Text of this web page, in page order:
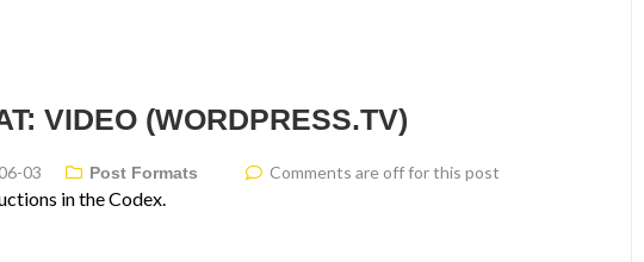
VIDEO (WORDPRESS.TV)
03 Post Formats Comments are off for this post
in the Codex.